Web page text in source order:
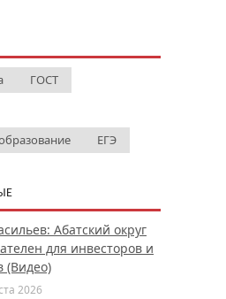
ГОСТ
ЕГЭ
Абатский округ
для инвесторов и
(Видео)
2026